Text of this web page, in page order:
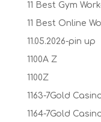
11 Best Gym
11 Best Online
11.05.2026-pin up
1100A Z
1100Z
1163-7Gold
1164-7Gold